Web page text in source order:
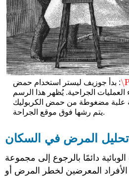
: بدأ جوزيف ليستر استخدام حمض
العمليات الجراحية. يُظهر هذا الرسم
علبة مضغوطة من حمض الكربوليك
يتم رشها فوق موقع الجراحة.
تحليل المرض في السكان
الوبائية دائمًا بالرجوع إلى مجموعة
المعرضين لخطر المرض أو